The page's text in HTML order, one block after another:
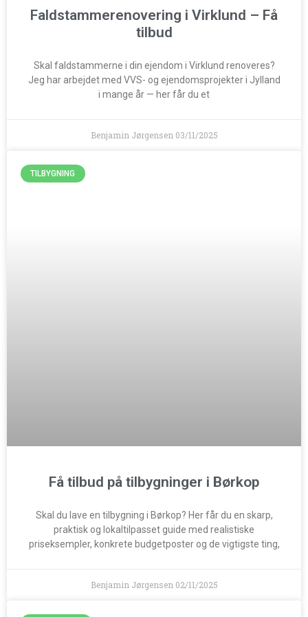
Faldstammerenovering i Virklund – Få
tilbud
Skal faldstammerne i din ejendom i Virklund renoveres?
Jeg har arbejdet med VVS- og ejendomsprojekter i Jylland
i mange år — her får du et
Benjamin Jørgensen 03/11/2025
TILBYGNING
Få tilbud på tilbygninger i Børkop
Skal du lave en tilbygning i Børkop? Her får du en skarp,
praktisk og lokaltilpasset guide med realistiske
priseksempler, konkrete budgetposter og de vigtigste ting,
Benjamin Jørgensen 02/11/2025